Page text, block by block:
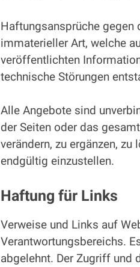
Haftungsansprüche gegen
immaterieller Art, welche
veröffentlichten
technische Störungen
Alle Angebote sind
der Seiten oder das
verändern, zu ergänzen,
endgültig einzustellen.
Haftung für Links
Verweise und Links auf
Verantwortungsbereichs.
abgelehnt. Der Zugriff und